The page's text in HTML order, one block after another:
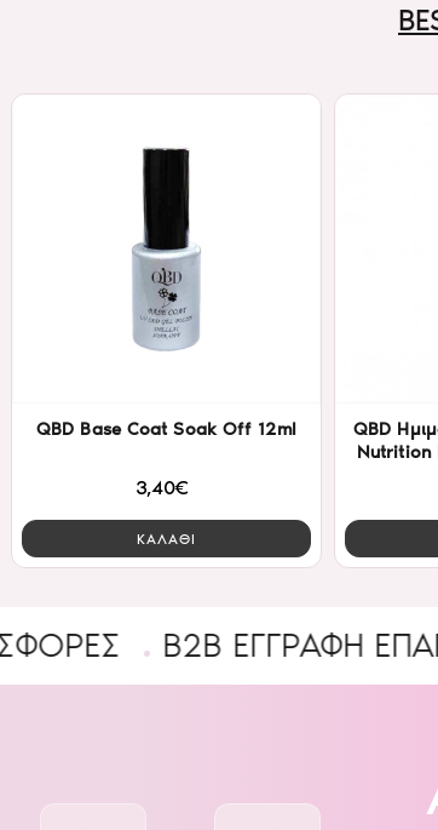
QBD Base Coat Soak Off 12ml
3,40€
ΚΑΛΑΘΙ
QBD
Nutrition
B2B ΕΓΓΡΑΦΉ